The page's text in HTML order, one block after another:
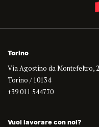
Torino
Via Agostino da Montefeltro, 2
Torino / 10134
+39 011 544770
Vuoi lavorare con noi?